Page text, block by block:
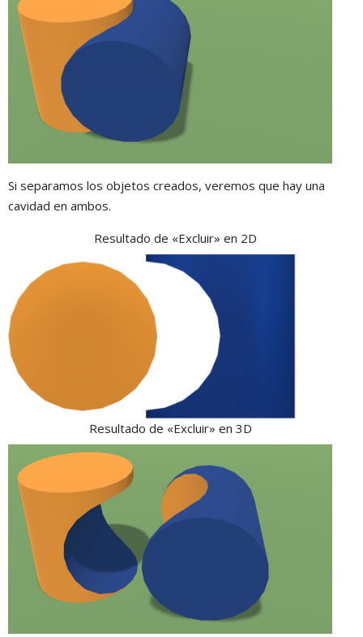
Si separamos los objetos creados, veremos que hay una
cavidad en ambos.
Resultado de «Excluir» en 2D
Resultado de «Excluir» en 3D